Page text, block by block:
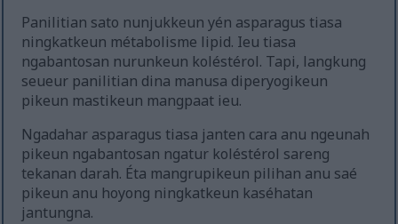
Panilitian sato nunjukkeun yén asparagus tiasa
ningkatkeun métabolisme lipid. Ieu tiasa
ngabantosan nurunkeun koléstérol. Tapi, langkung
seueur panilitian dina manusa diperyogikeun
pikeun mastikeun mangpaat ieu.
Ngadahar asparagus tiasa janten cara anu ngeunah
pikeun ngabantosan ngatur koléstérol sareng
tekanan darah. Éta mangrupikeun pilihan anu saé
pikeun anu hoyong ningkatkeun kaséhatan
jantungna.